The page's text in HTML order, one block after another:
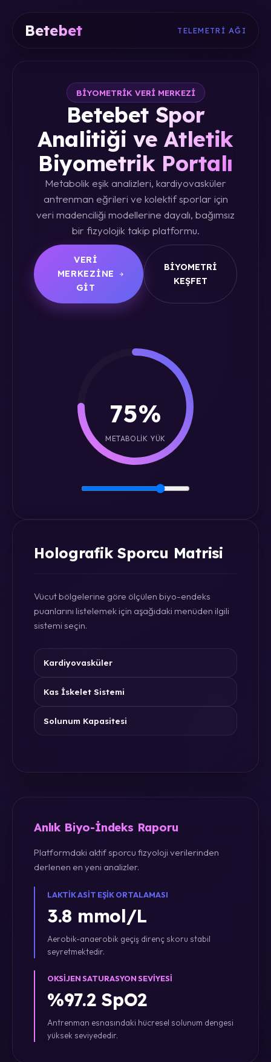
Betebet TELEMETRI AĞI
BIYOMETRIK VERI MERKEZI
Betebet Spor
Analitiği ve Atletik
Biyometrik Portalı
Metabolik eşik analizleri, kardiyovasküler
antrenman eğrileri ve kolektif sporlar için
veri madenciliği modellerine dayalı, bağımsız
bir fizyolojik takip platformu.
VERI
MERKEZINE
GIT
BIYOMETRI
KEŞFET
75%
METABOLIK YÜK
Holografik Sporcu Matrisi
Vücut bölgelerine göre ölçülen biyo-endeks
puanlarını listelemek için aşağıdaki menüden ilgili
sistemi seçin.
Kardiyovasküler
Kas İskelet Sistemi
Solunum Kapasitesi
Anlık Biyo-İndeks Raporu
Platformdaki aktif sporcu fizyoloji verilerinden
derlenen en yeni analizler.
LAKTIK ASIT EŞIK ORTALAMASI
3.8 mmol/L
Aerobik-anaerobik geçiş direnç skoru stabil
seyretmektedir.
OKSIJEN SATURASYON SEVIYESI
%97.2 SpO2
Antrenman esnasındaki hücresel solunum dengesi
yüksek seviyededir.